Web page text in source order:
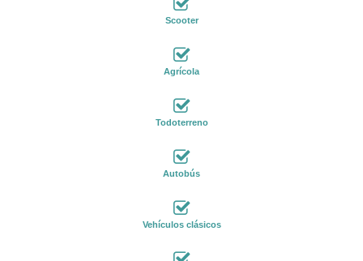
Scooter
Agrícola
Todoterreno
Autobús
Vehículos clásicos